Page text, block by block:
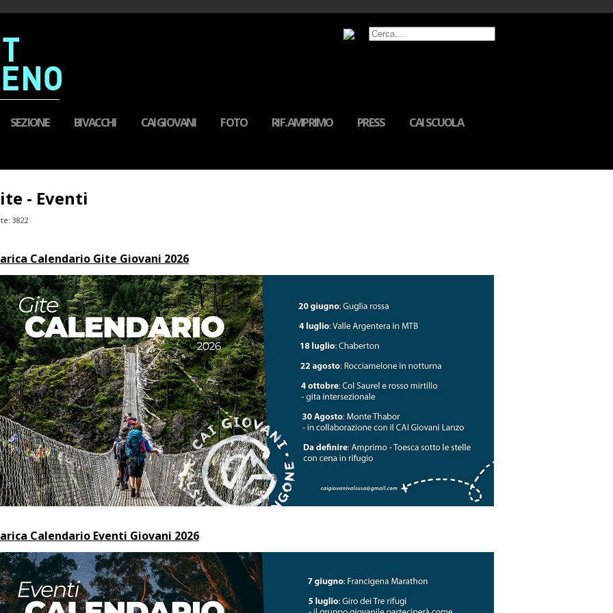
SEZIONE BIVACCHI CAI GIOVANI FOTO RIF. AMPRIMO PRESS
CAI SCUOLA
- Eventi
3822
Calendario Gite Giovani 2026
Calendario Eventi Giovani 2026